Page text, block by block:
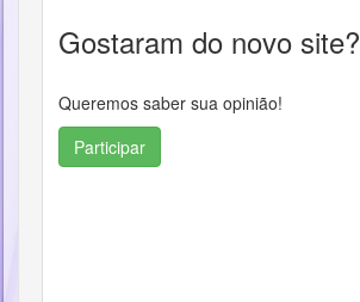
Gostaram do novo site?
Queremos saber sua opinião!
Participar